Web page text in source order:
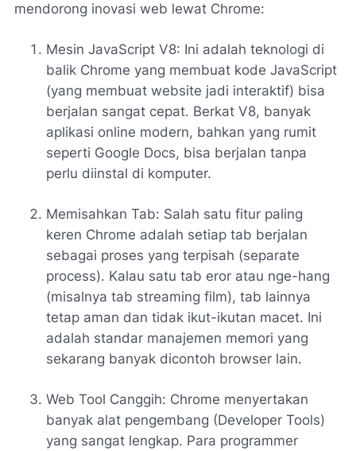
mendorong inovasi web lewat Chrome:
Mesin JavaScript V8: Ini adalah teknologi di
balik Chrome yang membuat kode JavaScript
(yang membuat website jadi interaktif) bisa
berjalan sangat cepat. Berkat V8, banyak
aplikasi online modern, bahkan yang rumit
seperti Google Docs, bisa berjalan tanpa
perlu diinstal di komputer.
Memisahkan Tab: Salah satu fitur paling
keren Chrome adalah setiap tab berjalan
sebagai proses yang terpisah (separate
process). Kalau satu tab eror atau nge-hang
(misalnya tab streaming film), tab lainnya
tetap aman dan tidak ikut-ikutan macet. Ini
adalah standar manajemen memori yang
sekarang banyak dicontoh browser lain.
Web Tool Canggih: Chrome menyertakan
banyak alat pengembang (Developer Tools)
yang sangat lengkap. Para programmer